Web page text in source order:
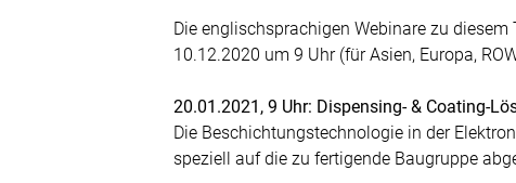
Die englischsprachigen Webinare zu
10.12.2020 um 9 Uhr (für Asien, Europa,
20.01.2021, 9 Uhr: Dispensing- & Coating-
Die Beschichtungstechnologie in der
speziell auf die zu fertigende Baugruppe